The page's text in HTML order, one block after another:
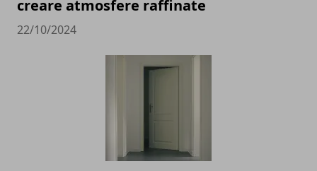
creare atmosfere raffinate
22/10/2024